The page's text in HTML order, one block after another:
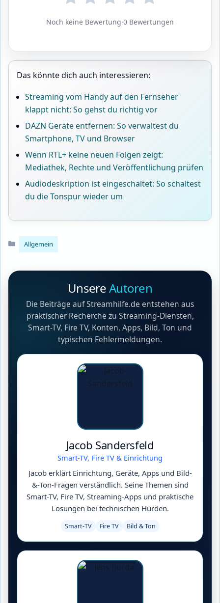
Noch keine Bewertung·0 Bewertungen
Das könnte dich auch interessieren:
Streaming vom Handy auf den Fernseher
klappt nicht: So gehst du richtig vor
DAZN Geräte entfernen: So verwaltest du
Smartphone, TV und Browser
Wenn RTL+ keine neuen Folgen zeigt:
Mediathek, Rechte und Veröffentlichung prüfen
Audiodeskription ist eingeschaltet: So schaltest
du die Tonspur wieder um
Kategorien
Allgemein
UnsereAutoren
Die Beiträge auf Streamhilfe.de entstehen aus
praktischer Recherche zu Streaming-Diensten,
Smart-TV, Fire TV, Konten, Apps, Bild, Ton und
typischen Fehlermeldungen.
Jacob Sandersfeld
Smart-TV, Fire TV & Einrichtung
Jacob erklärt Einrichtung, Geräte, Apps und Bild-
&-Ton-Fragen verständlich. Seine Themen sind
Smart-TV, Fire TV, Streaming-Apps und praktische
Lösungen bei technischen Hürden.
Smart-TV Fire TV Bild & Ton